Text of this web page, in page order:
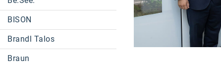
BISON
Brandl Talos
Braun